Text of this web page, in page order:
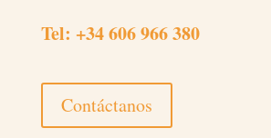
Tel: +34 606 966 380
Contáctanos